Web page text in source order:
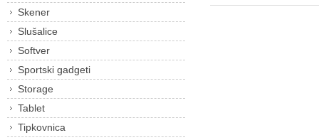
Skener
Slušalice
Softver
Sportski gadgeti
Storage
Tablet
Tipkovnica